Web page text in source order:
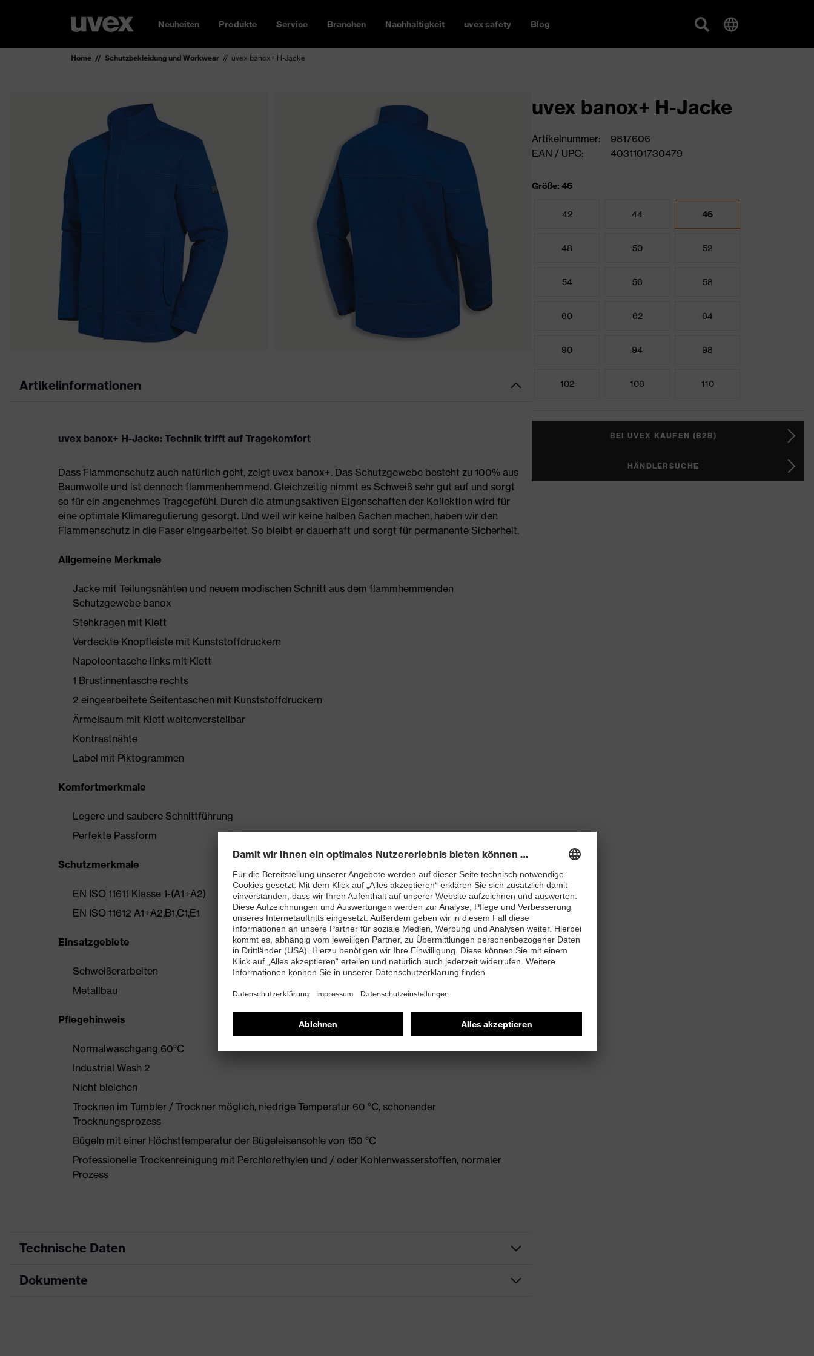
Neuheiten Produkte Service Branchen Nachhaltigkeit uvex safety Blog
Home Schutzbekleidung und Workwear uvex banox+ H-Jacke
Artikelinformationen
uvex banox+ H-Jacke: Technik trifft auf Tragekomfort
Dass Flammenschutz auch natürlich geht, zeigt uvex banox+. Das Schutzgewebe besteht zu 100% aus
Baumwolle und ist dennoch flammenhemmend. Gleichzeitig nimmt es Schweiß sehr gut auf und sorgt
so für ein angenehmes Tragegefühl. Durch die atmungsaktiven Eigenschaften der Kollektion wird für
eine optimale Klimaregulierung gesorgt. Und weil wir keine halben Sachen machen, haben wir den
Flammenschutz in die Faser eingearbeitet. So bleibt er dauerhaft und sorgt für permanente Sicherheit.
Allgemeine Merkmale
Jacke mit Teilungsnähten und neuem modischen Schnitt aus dem flammhemmenden
Schutzgewebe banox
Stehkragen mit Klett
Verdeckte Knopfleiste mit Kunststoffdruckern
Napoleontasche links mit Klett
1 Brustinnentasche rechts
2 eingearbeitete Seitentaschen mit Kunststoffdruckern
Ärmelsaum mit Klett weitenverstellbar
Kontrastnähte
Label mit Piktogrammen
Komfortmerkmale
Legere und saubere Schnittführung
Perfekte Passform
Schutzmerkmale
EN ISO 11611 Klasse 1-(A1+A2)
EN ISO 11612 A1+A2,B1,C1,E1
Einsatzgebiete
Schweißerarbeiten
Metallbau
Pflegehinweis
Normalwaschgang 60°C
Industrial Wash 2
Nicht bleichen
Trocknen im Tumbler / Trockner möglich, niedrige Temperatur 60 °C, schonender
Trocknungsprozess
Bügeln mit einer Höchsttemperatur der Bügeleisensohle von 150 °C
Professionelle Trockenreinigung mit Perchlorethylen und / oder Kohlenwasserstoffen, normaler
Prozess
Technische Daten
Produktart
Dokumente
uvex banox+ H-Jacke
Artikelnummer:
9817606
EAN / UPC:
4031101730479
Größe: 46
42 44 46
48 50 52
54 56 58
60 62 64
90 94 98
102 106 110
BEI UVEX KAUFEN (B2B)
HÄNDLERSUCHE